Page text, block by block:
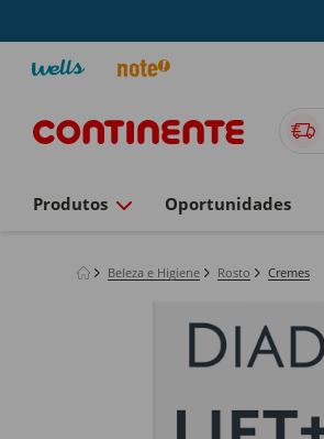
Produtos Oportunidades
Beleza e Higiene Rosto Cremes